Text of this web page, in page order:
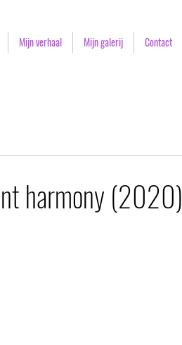
Mijn verhaal Mijn galerij Contact
harmony (2020)